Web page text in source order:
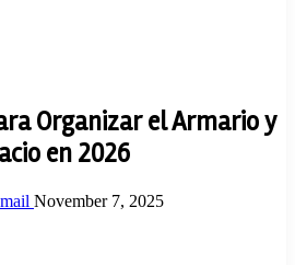
Organizar el Armario y
en 2026
November 7, 2025